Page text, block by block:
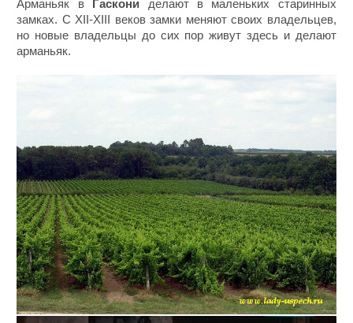
Арманьяк в Гаскони делают в маленьких старинных
замках. С XII-XIII веков замки меняют своих владельцев,
но новые владельцы до сих пор живут здесь и делают
арманьяк.